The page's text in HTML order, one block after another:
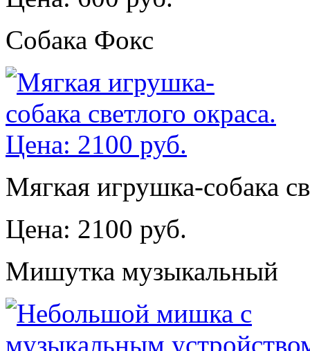
Собака Фокс
Мягкая игрушка-собака
Цена: 2100 руб.
Мишутка музыкальный